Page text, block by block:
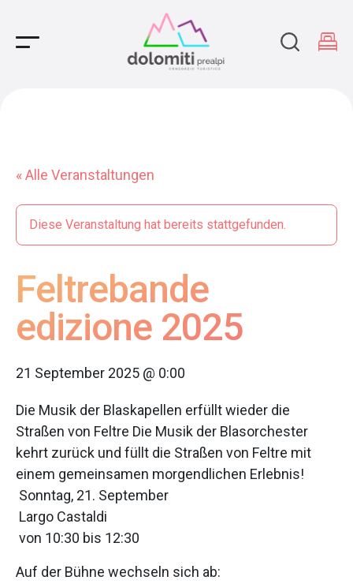
Main Navigation
« Alle Veranstaltungen
Diese Veranstaltung hat bereits stattgefunden.
Feltrebande
edizione 2025
21 September 2025 @ 0:00
Die Musik der Blaskapellen erfüllt wieder die
Straßen von Feltre Die Musik der Blasorchester
kehrt zurück und füllt die Straßen von Feltre mit
einem gemeinsamen morgendlichen Erlebnis!
Sonntag, 21. September
Largo Castaldi
von 10:30 bis 12:30
Auf der Bühne wechseln sich ab: